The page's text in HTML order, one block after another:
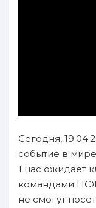
Сегодня,
событие в
1 нас ожидает
командами
не смогут